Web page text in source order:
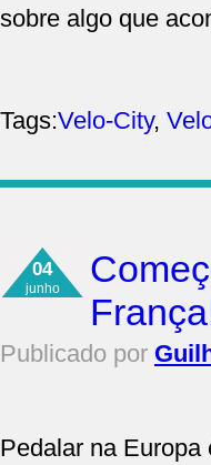
sobre algo que
Tags:Velo-City,
04
junho
Publicado por
Pedalar na